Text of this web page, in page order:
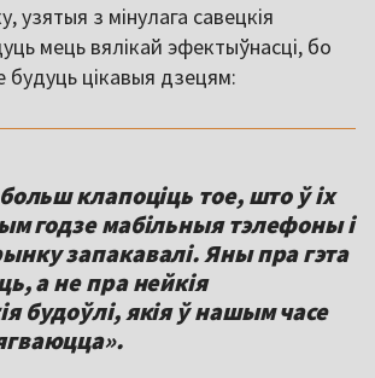
узятыя з мінулага савецкія
мець вялікай эфектыўнасці, бо
будуць цікавыя дзецям:
клапоціць тое, што ў іх
годзе мабільныя тэлефоны і
запакавалі. Яны пра гэта
а не пра нейкія
будоўлі, якія ў нашым часе